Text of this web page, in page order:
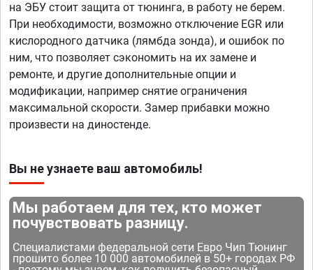
на ЭБУ стоит защита от тюнинга, в работу не берем.
При необходимости, возможно отключение EGR или
кислородного датчика (лямбда зонда), и ошибок по
ним, что позволяет сэкономить на их замене и
ремонте, и другие дополнительные опции и
модификации, например снятие ограничения
максимальной скорости. Замер прибавки можно
произвести на диностенде.
Вы не узнаете ваш автомобиль!
Мы работаем для тех, кто может
почувствовать разницу.
Специалистами федеральной сети Евро Чип Тюнинг
прошито более 10 000 автомобилей в 50+ городах РФ